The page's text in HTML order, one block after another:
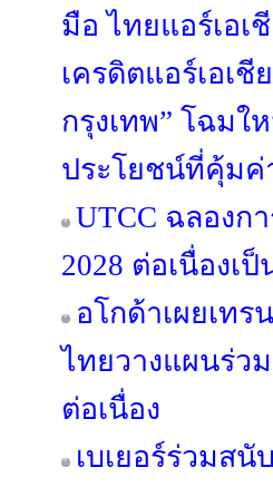
มือ ไทยแอร์เอเ
เครดิตแอร์เอเ
กรุงเทพ” โฉมใ
ประโยชน์ที่คุ้มค่
UTCC ฉลองกา
2028 ต่อเนื่องเ
อโกด้าเผยเทร
ไทยวางแผนร่ว
ต่อเนื่อง
เบเยอร์ร่วมสนั